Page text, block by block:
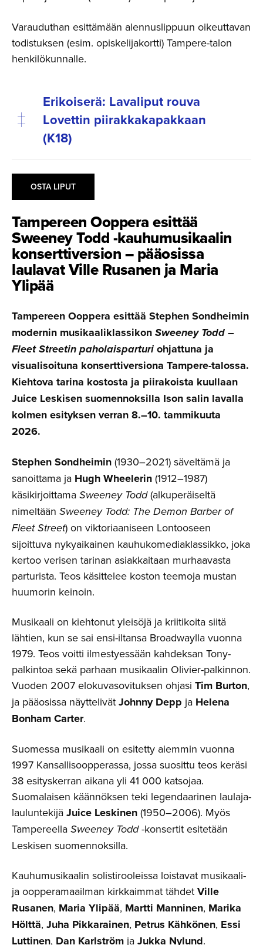
Varauduthan esittämään alennuslippuun oikeuttavan
todistuksen (esim. opiskelijakortti) Tampere-talon
henkilökunnalle.
Erikoiserä: Lavaliput rouva
Lovettin piirakka­ka­pakkaan
(K18)
OSTA LIPUT
Tampereen Ooppera esittää
Sweeney Todd -kauhumu­si­kaalin
konsertti­version – pääosissa
laulavat Ville Rusanen ja Maria
Ylipää
Tampereen Ooppera esittää Stephen Sondheimin
modernin musikaaliklassikonSweeney Todd –
Fleet Streetin paholaisparturiohjattuna ja
visualisoituna konserttiversiona Tampere-talossa.
Kiehtova tarina kostosta ja piirakoista kuullaan
Juice Leskisen suomennoksilla Ison salin lavalla
kolmen esityksen verran 8.–10. tammikuuta
2026.
Stephen Sondheimin (1930–2021) säveltämä ja
sanoittama ja Hugh Wheelerin (1912–1987)
käsikirjoittama Sweeney Todd(alkuperäiseltä
nimeltään Sweeney Todd: The Demon Barber of
Fleet Street) on viktoriaaniseen Lontooseen
sijoittuva nykyaikainen kauhukomediaklassikko, joka
kertoo verisen tarinan asiakkaitaan murhaavasta
parturista. Teos käsittelee koston teemoja mustan
huumorin keinoin.
Musikaali on kiehtonut yleisöjä ja kriitikoita siitä
lähtien, kun se sai ensi-iltansa Broadwaylla vuonna
1979. Teos voitti ilmestyessään kahdeksan Tony-
palkintoa sekä parhaan musikaalin Olivier-palkinnon.
Vuoden 2007 elokuvasovituksen ohjasi Tim Burton,
ja pääosissa näyttelivät Johnny Depp ja Helena
Bonham Carter.
Suomessa musikaali on esitetty aiemmin vuonna
1997 Kansallisoopperassa, jossa suosittu teos keräsi
38 esityskerran aikana yli 41 000 katsojaa.
Suomalaisen käännöksen teki legendaarinen laulaja-
lauluntekijä Juice Leskinen (1950–2006). Myös
Tampereella Sweeney Todd-konsertit esitetään
Leskisen suomennoksilla.
Kauhumusikaalin solistirooleissa loistavat musikaali-
ja oopperamaailman kirkkaimmat tähdet Ville
Rusanen, Maria Ylipää, Martti Manninen, Marika
Hölttä, Juha Pikkarainen, Petrus Kähkönen, Essi
Luttinen, Dan Karlström ja Jukka Nylund.